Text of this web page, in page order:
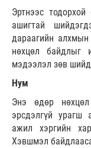
Эртнээс
ашигтай
дараагийн
нөхцөл байдлыг
мэдээлэл зөв
Нум
Энэ өдөр
эрсдэлгүй урагш
ажил хэргийн
Хэвшмэл